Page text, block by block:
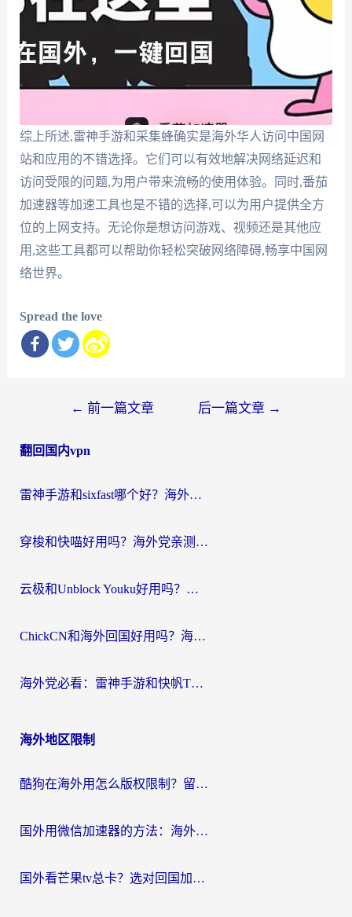
综上所述,雷神手游和采集蜂确实是海外华人访问中国网
站和应用的不错选择。它们可以有效地解决网络延迟和
访问受限的问题,为用户带来流畅的使用体验。同时,番茄
加速器等加速工具也是不错的选择,可以为用户提供全方
位的上网支持。无论你是想访问游戏、视频还是其他应
用,这些工具都可以帮助你轻松突破网络障碍,畅享中国网
络世界。
Spread the love
导
← 前一篇文章 后一篇文章 →
翻回国内vpn
雷神手游和sixfast哪个好？海外党亲测3款回国加速器，教你选对不踩坑
穿梭和快喵好用吗？海外党亲测：小众加速器对比+番茄加速器深度体验
云极和Unblock Youku好用吗？海外党亲测+2026回国加速器避坑指南
ChickCN和海外回国好用吗？海外党2026亲测：从手游到影音，选对加速器的3个关键
海外党必看：雷神手游和快帆TV版好用吗？3步选对回国加速器不踩坑
海外地区限制
酷狗在海外用怎么版权限制？留学生亲测：3步解决听国内音乐难题
国外用微信加速器的方法：海外党无缝连接国内生活的实用指南
国外看芒果tv总卡？选对回国加速器，轻松追《浪姐》不费劲